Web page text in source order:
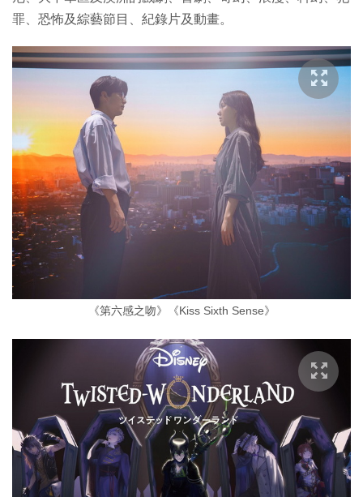
罪、恐怖及綜藝節目、紀錄片及動畫。
《第六感之吻》《Kiss Sixth Sense》